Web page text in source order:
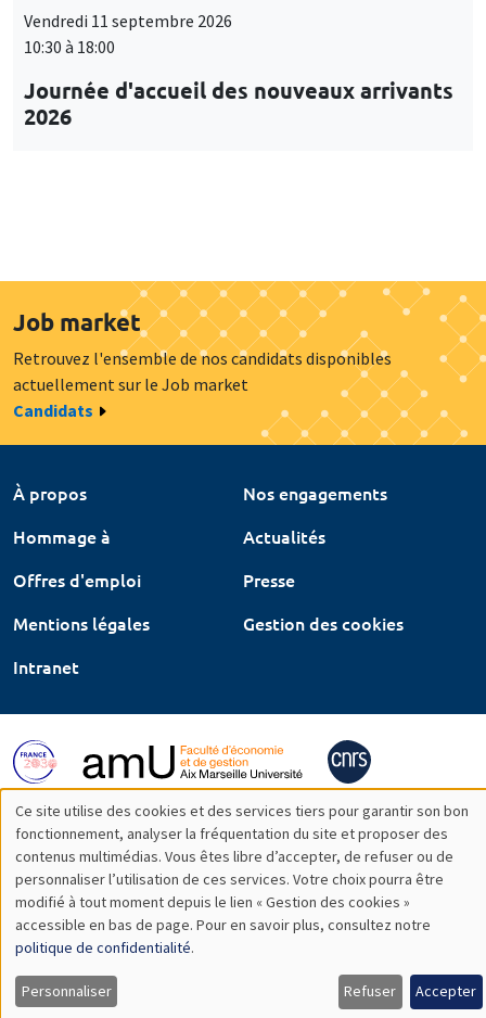
Vendredi 11 septembre 2026
10:30 à 18:00
Journée d'accueil des nouveaux arrivants
2026
Job market
Retrouvez l'ensemble de nos candidats disponibles
actuellement sur le Job market
Candidats
À propos
Nos engagements
Hommage à
Actualités
Offres d'emploi
Presse
Mentions légales
Gestion des cookies
Intranet
Utilisation
des
données
personnelles
et
Ce site utilise des cookies et des services tiers pour garantir son bon
fonctionnement, analyser la fréquentation du site et proposer des
contenus multimédias. Vous êtes libre d’accepter, de refuser ou de
personnaliser l’utilisation de ces services. Votre choix pourra être
modifié à tout moment depuis le lien « Gestion des cookies »
accessible en bas de page. Pour en savoir plus, consultez notre
politique de confidentialité.
Personnaliser Refuser Accepter